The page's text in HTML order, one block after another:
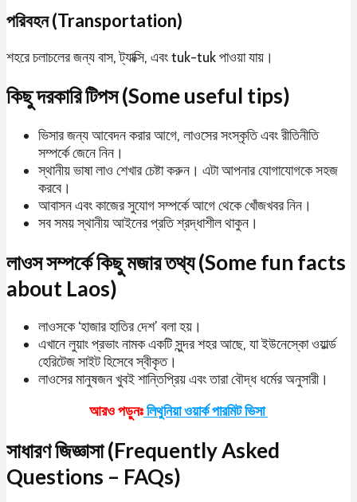
পরিবহন (Transportation)
শহরে চলাচলের জন্য বাস, ট্যাক্সি, এবং tuk-tuk পাওয়া যায়।
কিছু দরকারি টিপস (Some useful tips)
ভিসার জন্য আবেদন করার আগে, লাওসের সংস্কৃতি এবং রীতিনীতি
সম্পর্কে জেনে নিন।
স্থানীয় ভাষা লাও শেখার চেষ্টা করুন। এটা আপনার যোগাযোগকে সহজ
করবে।
আবাসন এবং কাজের সুযোগ সম্পর্কে আগে থেকে খোঁজখবর নিন।
সব সময় স্থানীয় আইনের প্রতি শ্রদ্ধাশীল থাকুন।
লাওস সম্পর্কে কিছু মজার তথ্য (Some fun facts
about Laos)
লাওসকে ‘হাজার হাতির দেশ’ বলা হয়।
এখানে লুয়াং প্রভাং নামক একটি সুন্দর শহর আছে, যা ইউনেস্কো ওয়ার্ল্ড
হেরিটেজ সাইট হিসেবে স্বীকৃত।
লাওসের মানুষজন খুবই শান্তিপ্রিয় এবং তারা বৌদ্ধ ধর্মের অনুসারী।
আরও পড়ুনঃলিথুনিয়া ওয়ার্ক পারমিট ভিসা
সাধারণ জিজ্ঞাসা (Frequently Asked
Questions – FAQs)